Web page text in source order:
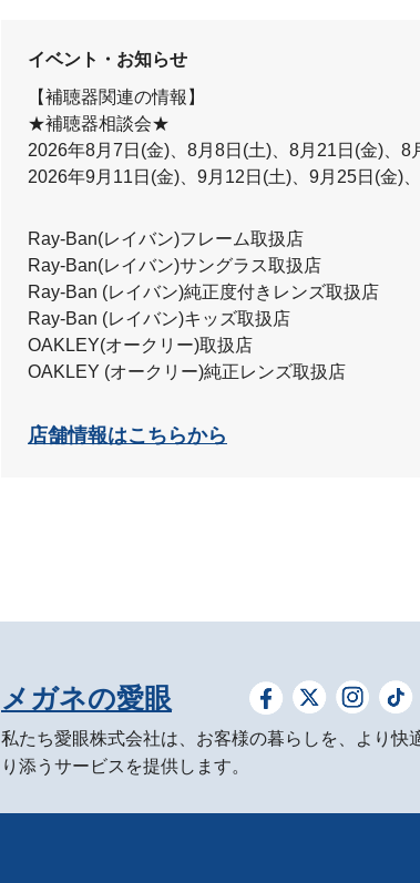
イベント・お知らせ
【補聴器関連の情報】
★補聴器相談会★
2026年8月7日(金)、8月8日(土)、8月21日(金)、8
2026年9月11日(金)、9月12日(土)、9月25日(金)
Ray-Ban(レイバン)フレーム取扱店
Ray-Ban(レイバン)サングラス取扱店
Ray-Ban (レイバン)純正度付きレンズ取扱店
Ray-Ban (レイバン)キッズ取扱店
OAKLEY(オークリー)取扱店
OAKLEY (オークリー)純正レンズ取扱店
店舗情報はこちらから
メガネの愛眼
私たち愛眼株式会社は、お客様の暮らしを、より
り添うサービスを提供します。